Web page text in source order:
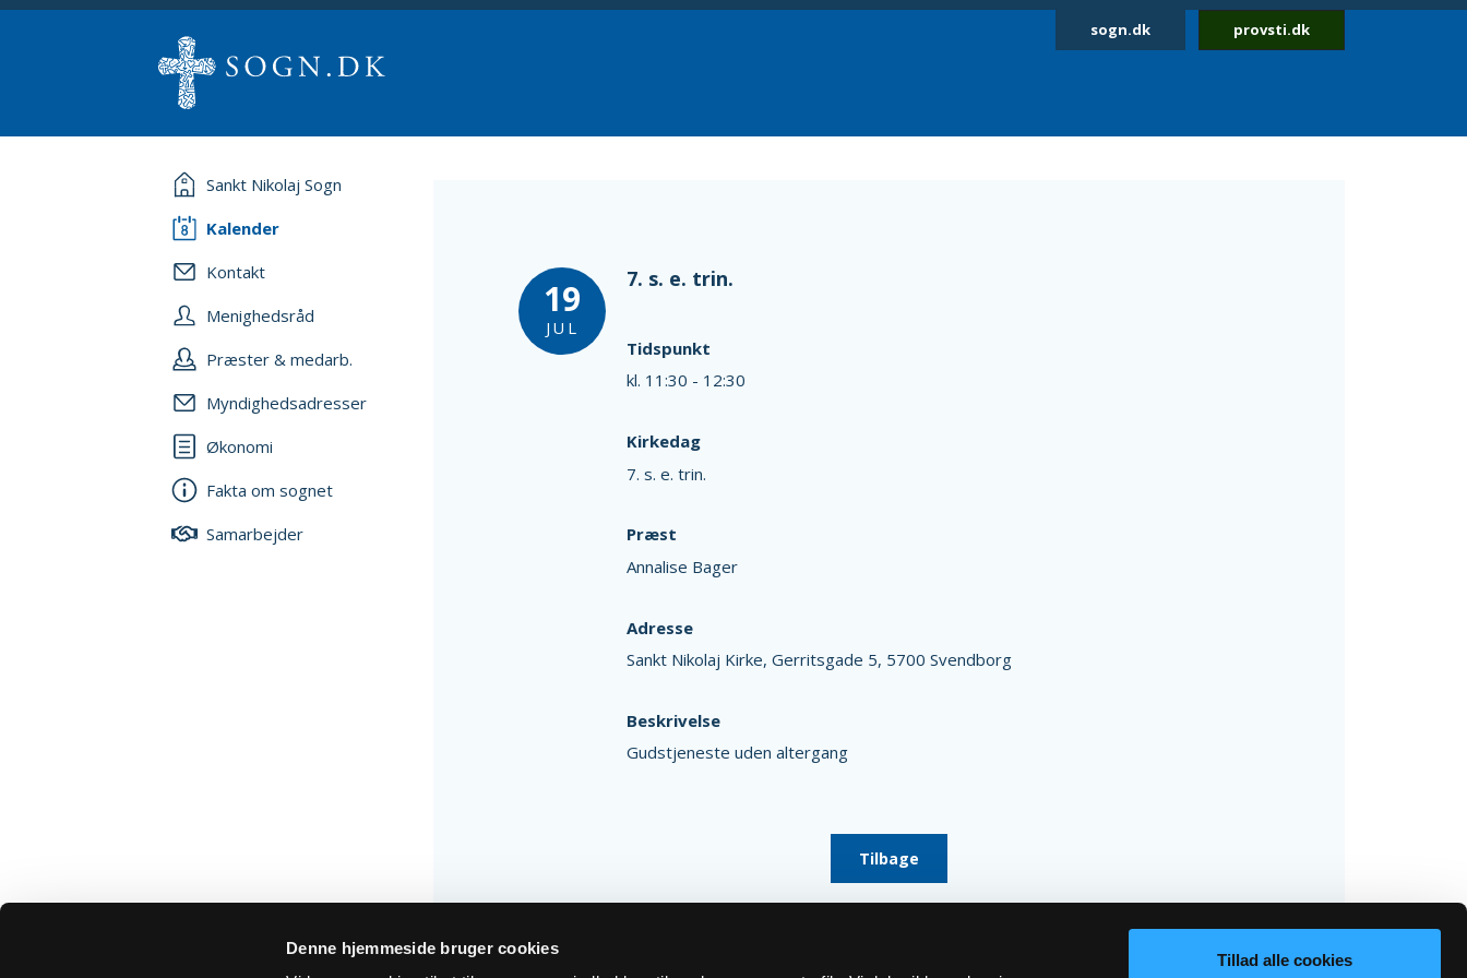
Denne hjemmeside bruger cookies
Tillad alle cookies
sogn.dk provsti.dk
Sankt Nikolaj Sogn
Kalender
Kontakt
Menighedsråd
Præster & medarb.
Myndighedsadresser
Økonomi
Fakta om sognet
Samarbejder
19
JUL
7. s. e. trin.
Tidspunkt
kl. 11:30 - 12:30
Kirkedag
7. s. e. trin.
Præst
Annalise Bager
Adresse
Sankt Nikolaj Kirke, Gerritsgade 5, 5700 Svendborg
Beskrivelse
Gudstjeneste uden altergang
Tilbage